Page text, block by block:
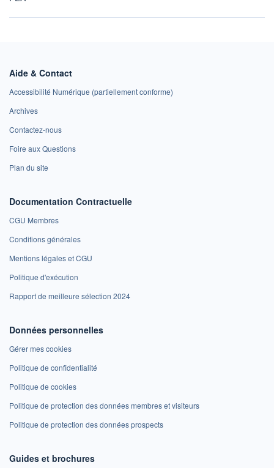
Aide & Contact
Accessibilité Numérique (partiellement conforme)
Archives
Contactez-nous
Foire aux Questions
Plan du site
Documentation Contractuelle
CGU Membres
Conditions générales
Mentions légales et CGU
Politique d'exécution
Rapport de meilleure sélection 2024
Données personnelles
Gérer mes cookies
Politique de confidentialité
Politique de cookies
Politique de protection des données membres et visiteurs
Politique de protection des données prospects
Guides et brochures